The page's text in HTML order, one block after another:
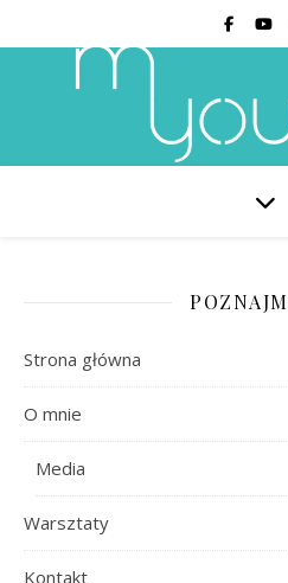
Strona główna
O mnie
Media
Warsztaty
Kontakt